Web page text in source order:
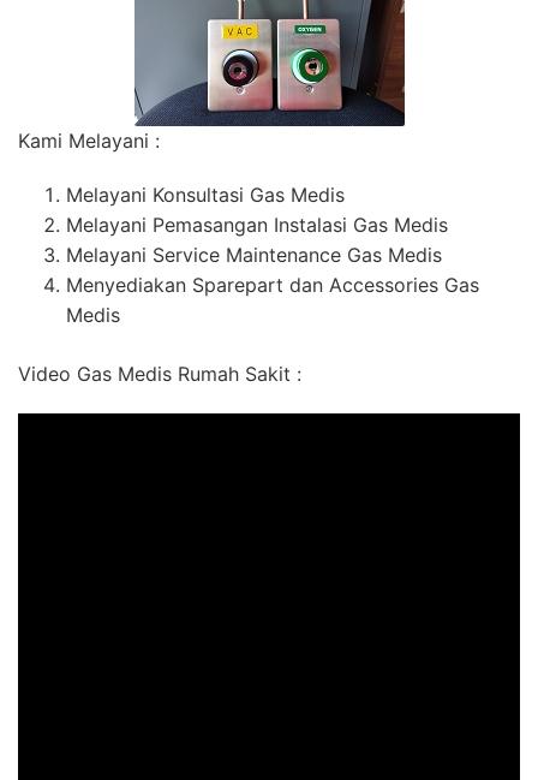
Kami Melayani :
Melayani Konsultasi Gas Medis
Melayani Pemasangan Instalasi Gas Medis
Melayani Service Maintenance Gas Medis
Menyediakan Sparepart dan Accessories Gas
Medis
Video Gas Medis Rumah Sakit :